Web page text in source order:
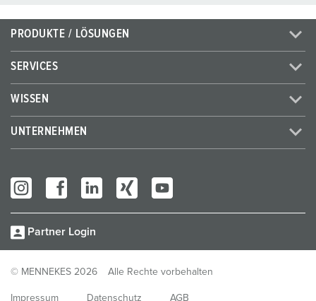
PRODUKTE / LÖSUNGEN
SERVICES
WISSEN
UNTERNEHMEN
Partner Login
© MENNEKES 2026 Alle Rechte vorbehalten
Impressum Datenschutz AGB